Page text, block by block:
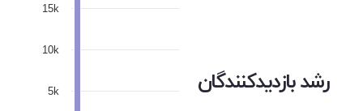
رشد بازدیدکنندگان 5k
10k
15k